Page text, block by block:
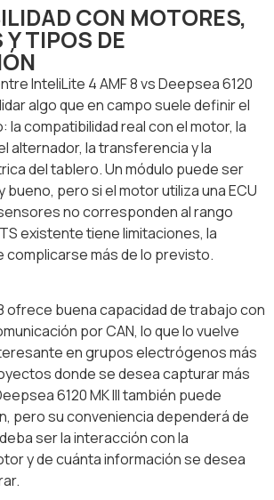
CON MOTORES,
TIPOS DE
InteliLite 4 AMF 8 vs Deepsea 6120
algo que en campo suele definir el
la compatibilidad real con el motor, la
alternador, la transferencia y la
del tablero. Un módulo puede ser
pero si el motor utiliza una ECU
no corresponden al rango
existente tiene limitaciones, la
más de lo previsto.
ofrece buena capacidad de trabajo con
por CAN, lo que lo vuelve
en grupos electrógenos más
donde se desea capturar más
6120 MK III también puede
pero su conveniencia dependerá de
ser la interacción con la
y de cuánta información se desea